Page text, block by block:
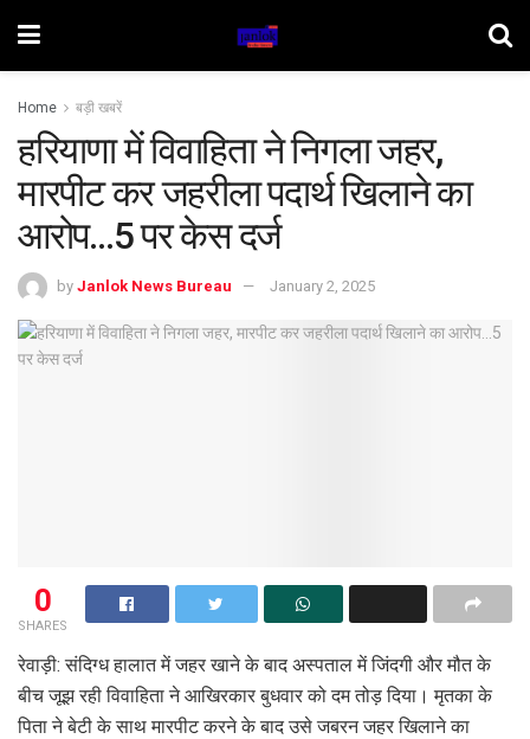
Home बड़ी खबरें
हरियाणा में विवाहिता ने निगला जहर,
मारपीट कर जहरीला पदार्थ खिलाने का
आरोप…5 पर केस दर्ज
by Janlok News Bureau January 2, 2025
0
SHARES
रेवाड़ी: संदिग्ध हालात में जहर खाने के बाद अस्पताल में जिंदगी और मौत के
बीच जूझ रही विवाहिता ने आखिरकार बुधवार को दम तोड़ दिया। मृतका के
पिता ने बेटी के साथ मारपीट करने के बाद उसे जबरन जहर खिलाने का